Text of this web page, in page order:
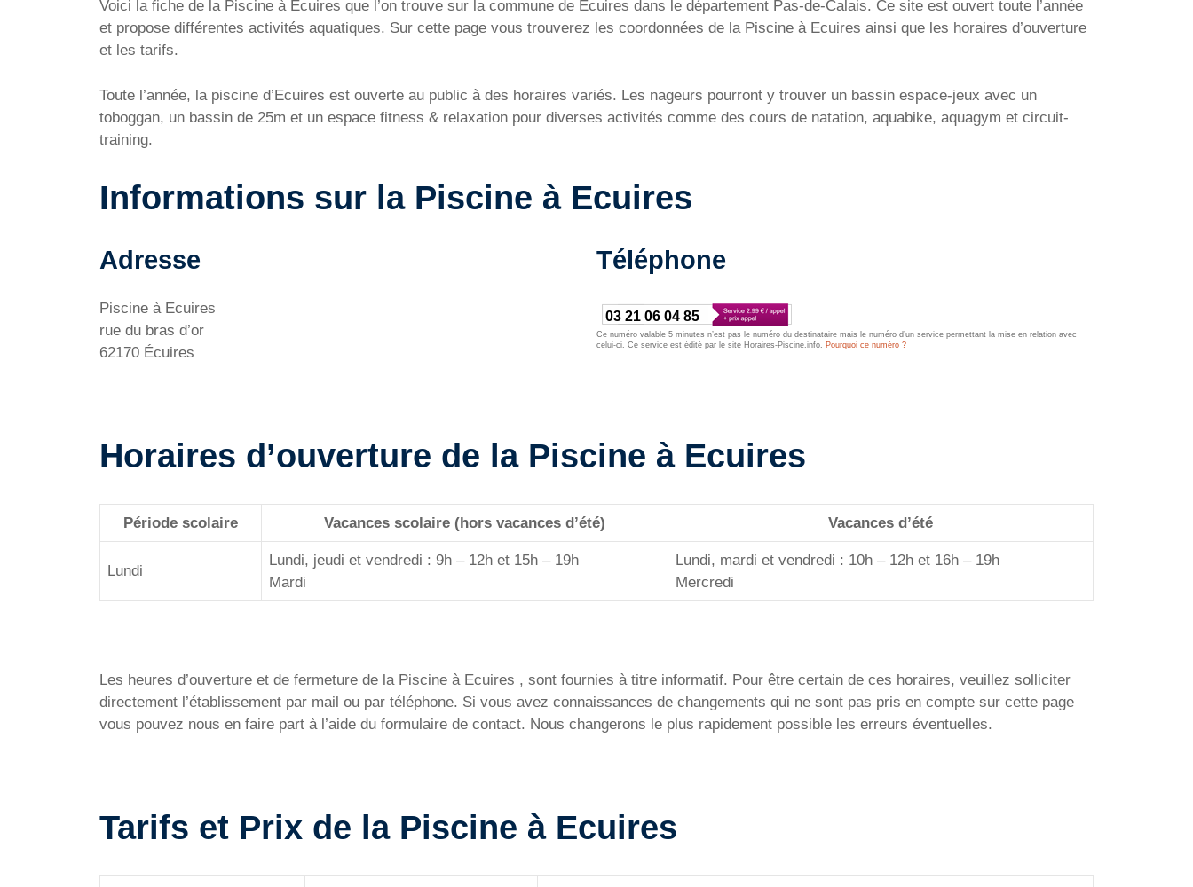
Voici la fiche de la Piscine à Ecuires que l’on trouve sur la commune de Écuires dans le département Pas-de-Calais. Ce site est ouvert toute l’année
et propose différentes activités aquatiques. Sur cette page vous trouverez les coordonnées de la Piscine à Ecuires ainsi que les horaires d’ouverture
et les tarifs.
Toute l’année, la piscine d’Ecuires est ouverte au public à des horaires variés. Les nageurs pourront y trouver un bassin espace-jeux avec un
toboggan, un bassin de 25m et un espace fitness & relaxation pour diverses activités comme des cours de natation, aquabike, aquagym et circuit-
training.
Informations sur la Piscine à Ecuires
Adresse
Piscine à Ecuires
rue du bras d’or
62170 Écuires
Téléphone
03 21 06 04 85
Ce numéro valable 5 minutes n’est pas le numéro du destinataire mais le numéro d’un service permettant la mise en relation avec
celui-ci. Ce service est édité par le site Horaires-Piscine.info. Pourquoi ce numéro ?
Horaires d’ouverture de la Piscine à Ecuires
Période scolaire Vacances scolaire (hors vacances d’été) Vacances d’été
Lundi
Lundi, jeudi et vendredi : 9h – 12h et 15h – 19h
Mardi
Lundi, mardi et vendredi : 10h – 12h et 16h – 19h
Mercredi
Les heures d’ouverture et de fermeture de la Piscine à Ecuires , sont fournies à titre informatif. Pour être certain de ces horaires, veuillez solliciter
directement l’établissement par mail ou par téléphone. Si vous avez connaissances de changements qui ne sont pas pris en compte sur cette page
vous pouvez nous en faire part à l’aide du formulaire de contact. Nous changerons le plus rapidement possible les erreurs éventuelles.
Tarifs et Prix de la Piscine à Ecuires